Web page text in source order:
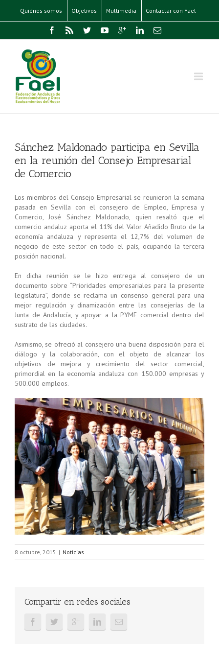
Quiénes somos Objetivos Multimedia Contactar con Fael
Sánchez Maldonado participa en Sevilla
en la reunión del Consejo Empresarial
de Comercio
Los miembros del Consejo Empresarial se reunieron la semana
pasada en Sevilla con el consejero de Empleo, Empresa y
Comercio, José Sánchez Maldonado, quien resaltó que el
comercio andaluz aporta el 11% del Valor Añadido Bruto de la
economía andaluza y representa el 12,7% del volumen de
negocio de este sector en todo el país, ocupando la tercera
posición nacional.
En dicha reunión se le hizo entrega al consejero de un
documento sobre “Prioridades empresariales para la presente
legislatura”, donde se reclama un consenso general para una
mejor regulación y dinamización entre las consejerías de la
Junta de Andalucía, y apoyar a la PYME comercial dentro del
sustrato de las ciudades.
Asimismo, se ofreció al consejero una buena disposición para el
diálogo y la colaboración, con el objeto de alcanzar los
objetivos de mejora y crecimiento del sector comercial,
primordial en la economía andaluza con 150.000 empresas y
500.000 empleos.
8 octubre, 2015 | Noticias
Compartir en redes sociales